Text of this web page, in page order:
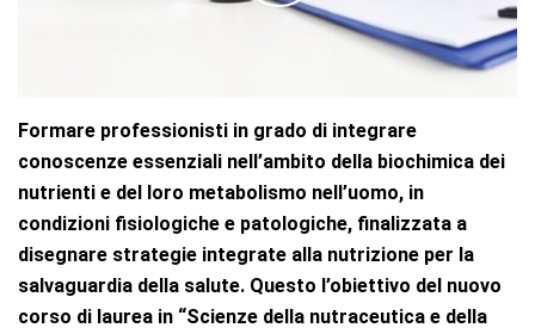
Formare professionisti in grado di integrare
conoscenze essenziali nell’ambito della biochimica dei
nutrienti e del loro metabolismo nell’uomo, in
condizioni fisiologiche e patologiche, finalizzata a
disegnare strategie integrate alla nutrizione per la
salvaguardia della salute. Questo l’obiettivo del nuovo
corso di laurea in “Scienze della nutraceutica e della